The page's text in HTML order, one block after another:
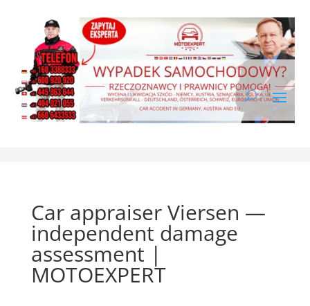
Car appraiser Viersen —
independent damage
assessment |
MOTOEXPERT